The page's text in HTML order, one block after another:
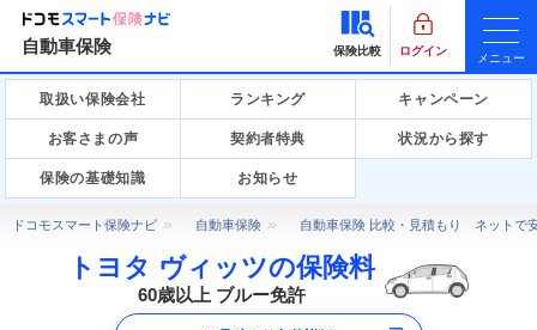
自動車保険 保険比較 ログイン
メニュー
取扱い保険会社 ランキング キャンペーン
お客さまの声 契約者特典 状況から探す
保険の基礎知識 お知らせ
ドコモスマート保険ナビ 自動車保険 自動車保険 比較・見積もり ネットで
トヨタ ヴィッツの保険料
60歳以上 ブルー免許